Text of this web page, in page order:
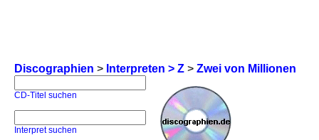
Discographien > Interpreten > Z > Zwei von Millionen
CD-Titel suchen
Interpret suchen